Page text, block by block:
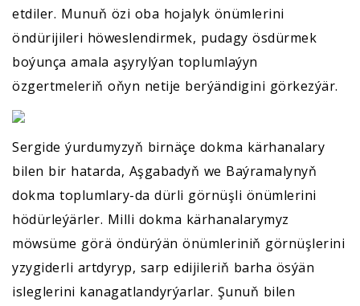
etdiler. Munuň özi oba hojalyk önümlerini
öndürijileri höweslendirmek, pudagy ösdürmek
boýunça amala aşyrylýan toplumlaýyn
özgertmeleriň oňyn netije berýändigini görkezýär.
Sergide ýurdumyzyň birnäçe dokma kärhanalary
bilen bir hatarda, Aşgabadyň we Baýramalynyň
dokma toplumlary-da dürli görnüşli önümlerini
hödürleýärler. Milli dokma kärhanalarymyz
möwsüme görä öndürýän önümleriniň görnüşlerini
yzygiderli artdyryp, sarp edijileriň barha ösýän
isleglerini kanagatlandyrýarlar. Şunuň bilen